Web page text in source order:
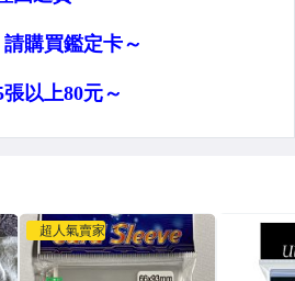
超人氣賣家